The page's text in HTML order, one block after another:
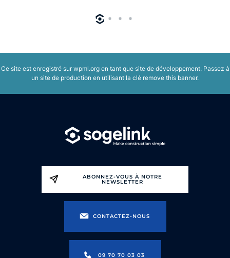
Ce site est enregistré sur wpml.orgen tant que site de développement. Passez à
un site de production en utilisant la clé remove this banner.
ABONNEZ-VOUS À NOTRE
NEWSLETTER
CONTACTEZ-NOUS
09 70 70 03 03